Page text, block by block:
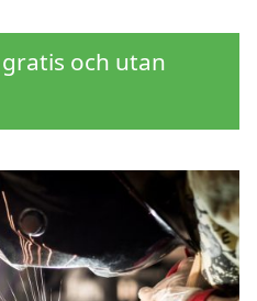
och utan